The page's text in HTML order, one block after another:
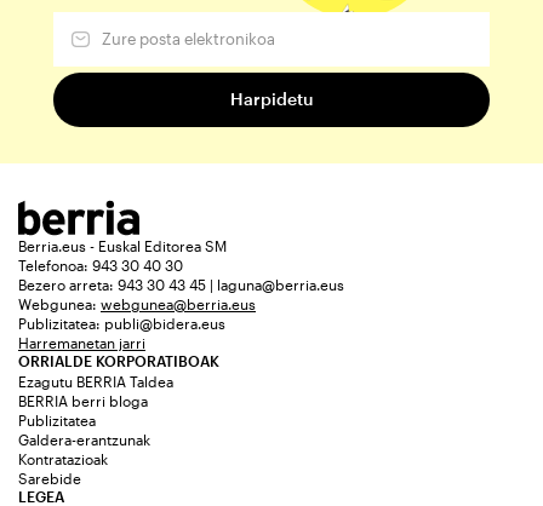
Berria.eus - Euskal Editorea SM
Telefonoa: 943 30 40 30
Bezero arreta: 943 30 43 45 | laguna@berria.eus
Webgunea: webgunea@berria.eus
Publizitatea: publi@bidera.eus
Harremanetan jarri
ORRIALDE KORPORATIBOAK
Ezagutu BERRIA Taldea
BERRIA berri bloga
Publizitatea
Galdera-erantzunak
Kontratazioak
Sarebide
LEGEA